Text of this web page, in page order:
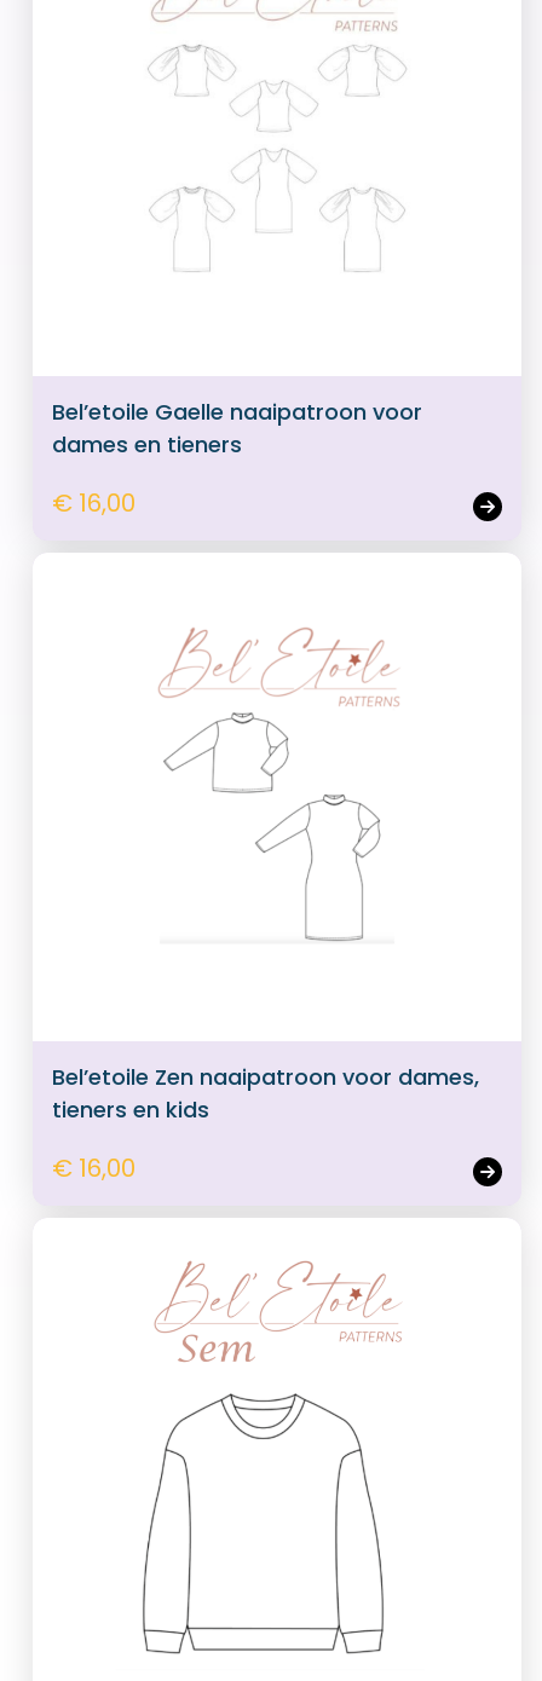
Bel’etoile Gaelle naaipatroon voor
dames en tieners
€ 16,00
Bel’etoile Zen naaipatroon voor dames,
tieners en kids
€ 16,00